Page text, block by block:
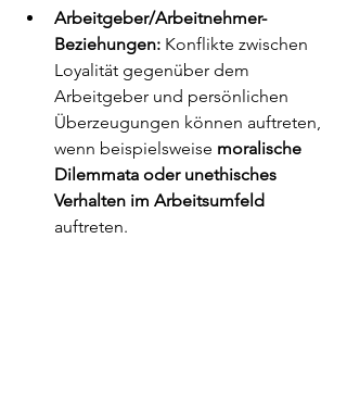
Arbeitgeber/Arbeitnehmer-
Beziehungen: Konflikte zwischen
Loyalität gegenüber dem
Arbeitgeber und persönlichen
Überzeugungen können auftreten,
wenn beispielsweise moralische
Dilemmata oder unethisches
Verhalten im Arbeitsumfeld
auftreten.